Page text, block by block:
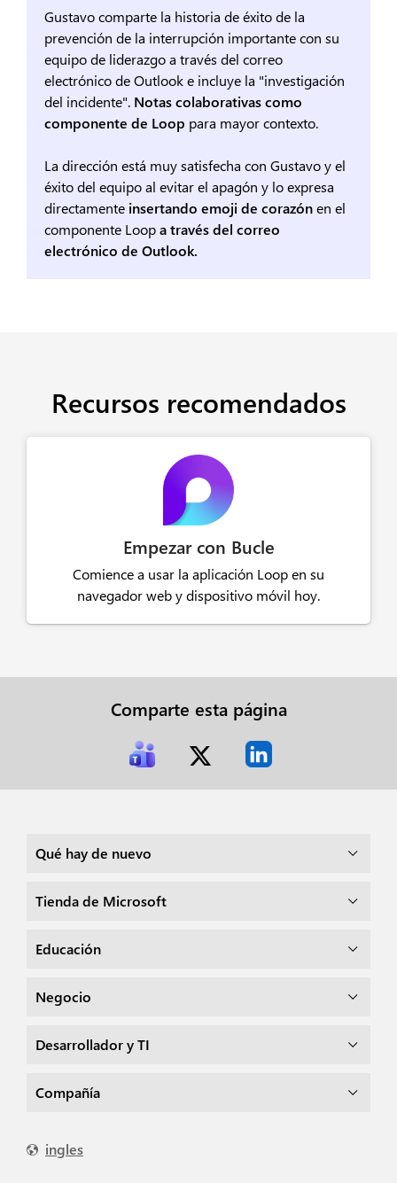
Gustavo comparte la historia de éxito de la
prevención de la interrupción importante con su
equipo de liderazgo a través del correo
electrónico de Outlook e incluye la "investigación
del incidente". Notas colaborativas como
componente de Loop para mayor contexto.
La dirección está muy satisfecha con Gustavo y el
éxito del equipo al evitar el apagón y lo expresa
directamente insertando emoji de corazónen el
componente Loopa través del correo
electrónico de Outlook.
Recursos recomendados
Empezar con Bucle
Comience a usar la aplicación Loop en su
navegador web y dispositivo móvil hoy.
Comparte esta página
Qué hay de nuevo
Tienda de Microsoft
Educación
Negocio
Desarrollador y TI
Compañía
ingles